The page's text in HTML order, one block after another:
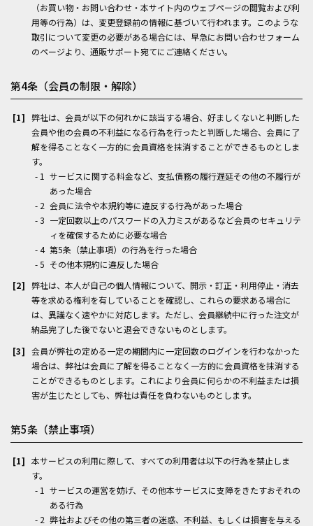
（お買い物・お問い合わせ・本サイト内のウェブページの閲覧および利
用等の行為）は、変更登録前の情報に基づいて行われます。このような
取引について変更の必要がある場合には、早急にお問い合わせフォーム
のページより、通販サポート宛てにご連絡ください。
第4条（会員の制限・解除）
弊社は、会員が以下の何れかに該当する場合、好ましくないと判断した
会員や他の会員の不利益になる行為を行ったと判断した場合、会員に了
解を得ることなく一方的に会員資格を抹消することができるものとしま
す。
サービスに関する料金など、支払債務の履行遅延その他の不履行が
あった場合
会員に法令や本規約等に違反する行為があった場合
一定回数以上のパスワードの入力ミスがあるなど会員のセキュリテ
ィを確保するために必要な場合
第5条（禁止事項）の行為を行った場合
その他本規約に違反した場合
弊社は、本人が自己の個人情報について、開示・訂正・利用停止・消去
等を求める権利を有していることを確認し、これらの要求ある場合に
は、異議なく速やかに対応します。ただし、会員継続中に行った注文が
納品完了した後でないと退会できないものとします。
会員が弊社の定める一定の期間内に一定回数のログインを行わなかった
場合は、弊社は会員に了解を得ることなく一方的に会員資格を抹消する
ことができるものとします。これにより会員に何らかの不利益または損
害が生じたとしても、弊社は責任を負わないものとします。
第5条（禁止事項）
本サービスの利用に際して、すべての利用者は以下の行為を禁止しま
す。
サービスの運営を妨げ、その他本サービスに支障をきたすおそれの
ある行為
弊社およびその他の第三者の迷惑、不利益、もしくは損害を与える